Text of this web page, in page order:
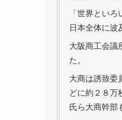
「世界とい
日本全体に波
大阪商工会議
た。
大商は誘致委
どに約２８万
氏ら大商幹部